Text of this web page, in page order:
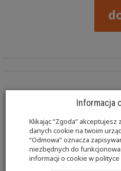
stalową malowaną
stołu odbywa się za pomocą
sterowanego pilotem
występuje dwuczęściowe
Informacja
Klikając “Zgoda”
danych cookie na twoim
“Odmowa” oznacza
niezbędnych do
informacji o cookie wpolityce